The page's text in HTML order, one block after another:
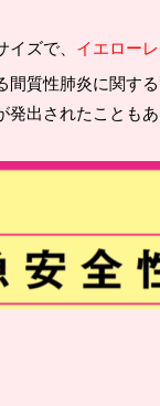
イズで、 イエロー
間質性肺炎に関す
発出されたこともあ